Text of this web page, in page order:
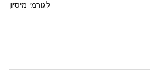
לגורמי מיסיון